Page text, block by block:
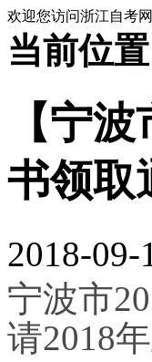
欢迎您访问浙江自考
当前位
【宁
书领取
2018-09-
宁波市
请2018